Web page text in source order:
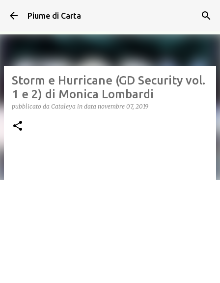
Passa ai contenuti principali
Piume di Carta
Storm e Hurricane (GD Security vol.
1 e 2) di Monica Lombardi
pubblicato da Cataleya in data novembre 07, 2019